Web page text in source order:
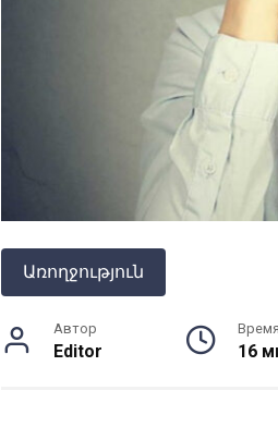
Առողջություն
Автор
Editor 16